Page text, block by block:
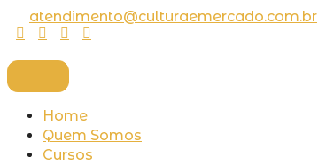
para
conteúdo
atendimento@culturaemercado.com.br
Home
Quem Somos
Cursos